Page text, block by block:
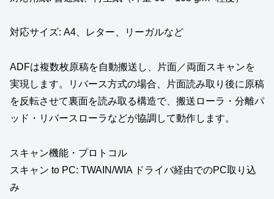
対応サイズ: A4、レター、リーガルなど
ADFは複数枚原稿を自動搬送し、片面／両面スキャンを
実現します。リバース方式の場合、片面読み取り後に原稿
を反転させて裏面を読み取る構造で、搬送ローラ・分離パ
ッド・リバースローラなどが協調して動作します。
スキャン機能・プロトコル
スキャン to PC: TWAIN/WIA ドライバ経由でのPC取り込
み